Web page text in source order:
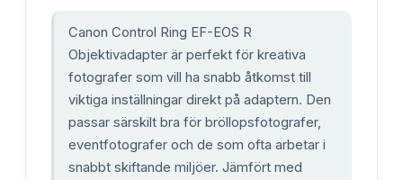
Canon Control Ring EF-EOS R
Objektivadapter är perfekt för kreativa
fotografer som vill ha snabb åtkomst till
viktiga inställningar direkt på adaptern. Den
passar särskilt bra för bröllopsfotografer,
eventfotografer och de som ofta arbetar i
snabbt skiftande miljöer. Jämfört med